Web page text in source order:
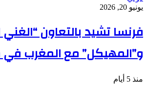
يونيو 20, 2026
فرنسا تشيد بالتعاون “الغني
و”المهيكل” مع المغرب في
منذ 5 أيام